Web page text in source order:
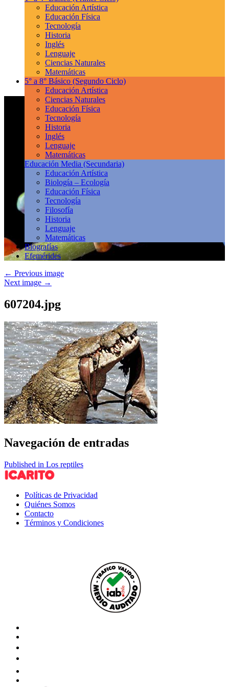
Educación Artística
Educación Física
Tecnología
Historia
Inglés
Lenguaje
Ciencias Naturales
Matemáticas
5° a 8° Básico (Segundo Ciclo)
Educación Artística
Ciencias Naturales
Educación Física
Tecnología
Historia
Inglés
Lenguaje
Matemáticas
Educación Media (Secundaria)
Educación Artística
Biología – Ecología
Educación Física
Tecnología
Filosofía
Historia
Lenguaje
Matemáticas
Biografías
Efemérides
← Previous image
Next image →
607204.jpg
Navegación de entradas
Published in Los reptiles
Políticas de Privacidad
Quiénes Somos
Contacto
Términos y Condiciones